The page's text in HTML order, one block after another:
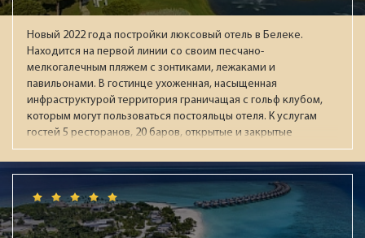
Новый 2022 года постройки люксовый отель в Белеке.
Находится на первой линии со своим песчано-
мелкогалечным пляжем с зонтиками, лежаками и
павильонами. В гостинце ухоженная, насыщенная
инфраструктурой территория граничащая с гольф клубом,
которым могут пользоваться постояльцы отеля. К услугам
гостей 5 ресторанов, 20 баров, открытые и закрытые
бассейны (в т.ч. с подогревом зимой), аквапарк с 13
воднымии горками, СПА-центр, тренажёрный зал, детская
зона (Kids & Junior Club), круглосуточный зал ожидания при
раннем заезде / позднем выезде. В течении дня работает
анимационная команда, а по вечерам проходят
театрализованные представления с приглашенными